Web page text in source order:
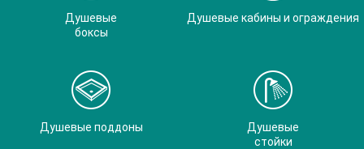
Душевые
боксы
Душевые кабины и ограждения
Душевые поддоны
Душевые
стойки